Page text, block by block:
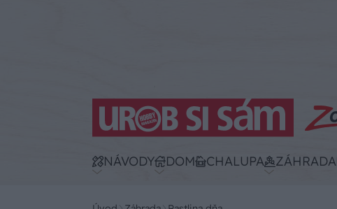
NÁVODY DOM CHALUPA ZÁHRADA